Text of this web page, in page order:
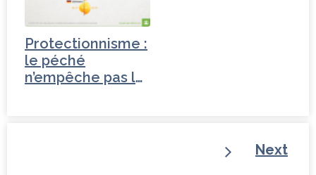
Protectionnisme :
le péché
n’empêche pas la
Next